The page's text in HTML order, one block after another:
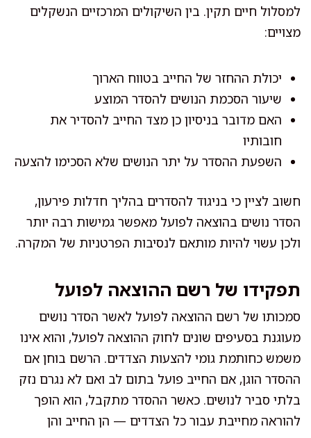
למסלול חיים תקין. בין השיקולים המרכזיים הנשקלים
מצויים:
יכולת ההחזר של החייב בטווח הארוך
שיעור הסכמת הנושים להסדר המוצע
האם מדובר בניסיון כן מצד החייב להסדיר את
חובותיו
השפעת ההסדר על יתר הנושים שלא הסכימו להצעה
חשוב לציין כי בניגוד להסדרים בהליך חדלות פירעון,
הסדר נושים בהוצאה לפועל מאפשר גמישות רבה יותר
ולכן עשוי להיות מותאם לנסיבות הפרטניות של המקרה.
תפקידו של רשם ההוצאה לפועל
סמכותו של רשם ההוצאה לפועל לאשר הסדר נושים
מעוגנת בסעיפים שונים לחוק ההוצאה לפועל, והוא אינו
משמש כחותמת גומי להצעות הצדדים. הרשם בוחן אם
ההסדר הוגן, אם החייב פועל בתום לב ואם לא נגרם נזק
בלתי סביר לנושים. כאשר ההסדר מתקבל, הוא הופך
להוראה מחייבת עבור כל הצדדים — הן החייב והן